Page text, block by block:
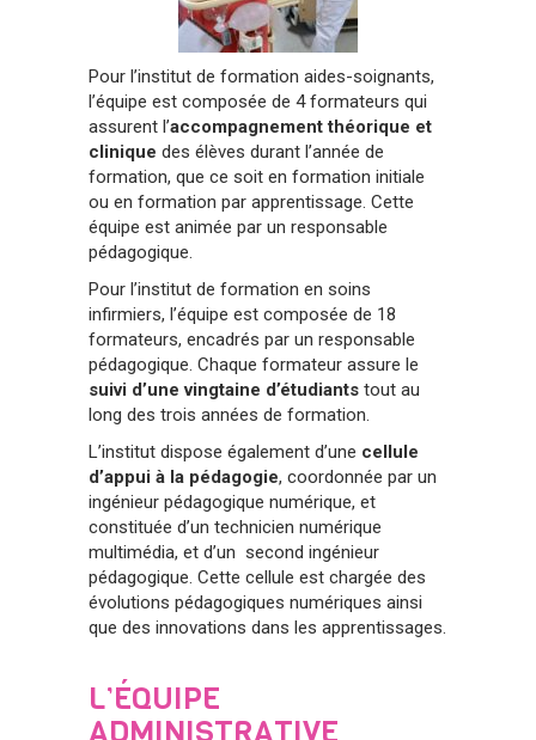
Pour l’institut de formation aides-soignants,
l’équipe est composée de 4 formateurs qui
assurent l’accompagnement théorique et
clinique des élèves durant l’année de
formation, que ce soit en formation initiale
ou en formation par apprentissage. Cette
équipe est animée par un responsable
pédagogique.
Pour l’institut de formation en soins
infirmiers, l’équipe est composée de 18
formateurs, encadrés par un responsable
pédagogique. Chaque formateur assure le
suivi d’une vingtaine d’étudiants tout au
long des trois années de formation.
L’institut dispose également d’une cellule
d’appui à la pédagogie, coordonnée par un
ingénieur pédagogique numérique, et
constituée d’un technicien numérique
multimédia, et d’un second ingénieur
pédagogique. Cette cellule est chargée des
évolutions pédagogiques numériques ainsi
que des innovations dans les apprentissages.
L’ÉQUIPE